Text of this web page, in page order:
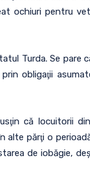
ochiuri pentru
Turda. Se pare
obligaţii
că locuitorii
alte părţi o
de iobăgie,